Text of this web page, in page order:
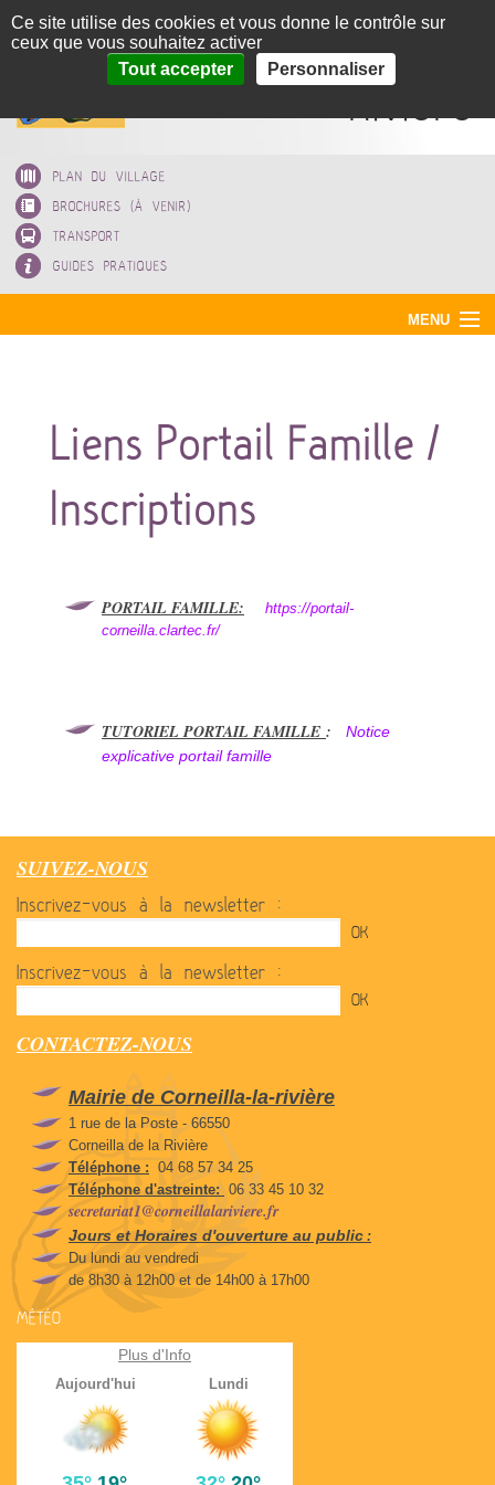
Corneilla-la-
Rivière
PLAN DU VILLAGE
BROCHURES (À VENIR)
TRANSPORT
GUIDES PRATIQUES
MENU
VOTRE VILLAGE
CCAS / L'ASSISTANTE SOCIALE
ENFANCE / JEUNESSE / RESTAURATION
VIE PRATIQUE
Liens Portail Famille /
Inscriptions
PORTAIL FAMILLE:
https://portail-
corneilla.clartec.fr/
TUTORIEL PORTAIL FAMILLE :
Notice
explicative portail famille
SUIVEZ-NOUS
Inscrivez-vous à la newsletter :
Inscrivez-vous à la newsletter :
CONTACTEZ-NOUS
Mairie de Corneilla-la-rivière
1 rue de la Poste - 66550
Corneilla de la Rivière
Téléphone : 04 68 57 34 25
Téléphone d'astreinte: 06 33 45 10 32
secretariat1@corneillalariviere.fr
Jours et Horaires d'ouverture au public :
Du lundi au vendredi
de 8h30 à 12h00 et de 14h00 à 17h00
MÉTÉO
Plus d'Info
Panneau de gestion des cookies
Ce site utilise des cookies et vous donne le contrôle sur
ceux que vous souhaitez activer
Tout accepter
Personnaliser